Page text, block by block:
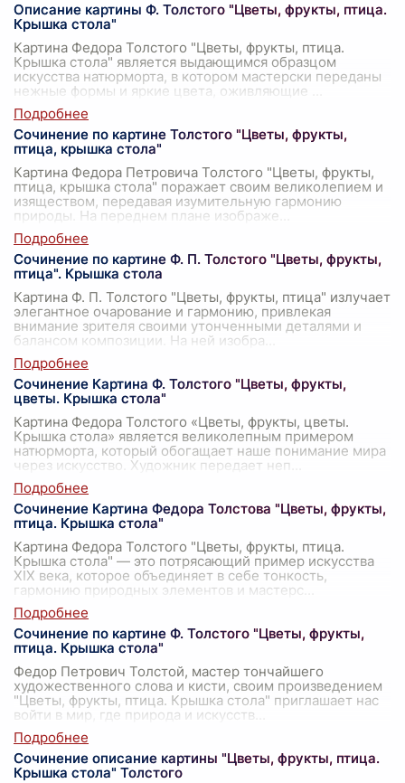
Описание картины Ф. Толстого "Цветы, фрукты, птица.
Крышка стола"
Картина Федора Толстого "Цветы, фрукты, птица.
Крышка стола" является выдающимся образцом
искусства натюрморта, в котором мастерски переданы
нежные формы и яркие цвета, оживляющие
Сочинение по картине Толстого "Цветы, фрукты,
птица, крышка стола"
Картина Федора Петровича Толстого "Цветы, фрукты,
птица, крышка стола" поражает своим великолепием и
изяществом, передавая изумительную гармонию
природы. На переднем плане изображе
Сочинение по картине Ф. П. Толстого "Цветы, фрукты,
птица". Крышка стола
Картина Ф. П. Толстого "Цветы, фрукты, птица" излучает
элегантное очарование и гармонию, привлекая
внимание зрителя своими утонченными деталями и
балансом композиции. На ней изобра
Сочинение Картина Ф. Толстого "Цветы, фрукты,
цветы. Крышка стола"
Картина Федора Толстого «Цветы, фрукты, цветы.
Крышка стола» является великолепным примером
натюрморта, который обогащает наше понимание мира
через искусство. Художник передает неп
Сочинение Картина Федора Толстова "Цветы, фрукты,
птица. Крышка стола"
Картина Федора Толстого "Цветы, фрукты, птица.
Крышка стола" — это потрясающий пример искусства
XIX века, которое объединяет в себе тонкость,
гармонию природных элементов и мастерс
Сочинение по картине Ф. Толстого "Цветы, фрукты,
птица. Крышка стола"
Федор Петрович Толстой, мастер тончайшего
художественного слова и кисти, своим произведением
"Цветы, фрукты, птица. Крышка стола" приглашает нас
войти в мир, где природа и искусств
Сочинение описание картины "Цветы, фрукты, птица.
Крышка стола" Толстого